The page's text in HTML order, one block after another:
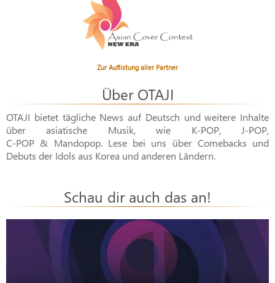
Zur Auflistung aller Partner
Über OTAJI
OTAJI bietet tägliche News auf Deutsch und weitere Inhalte
über asiatische Musik, wie K-POP, J-POP,
C-POP & Mandopop. Lese bei uns über Comebacks und
Debuts der Idols aus Korea und anderen Ländern.
Schau dir auch das an!